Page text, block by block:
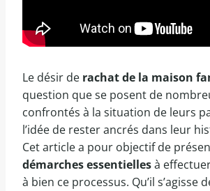
Le désir de rachat de la maison
question que se posent de
confrontés à la situation de leurs
l’idée de rester ancrés dans leur
Cet article a pour objectif de
démarches essentiellesà
à bien ce processus. Qu’il s’agisse